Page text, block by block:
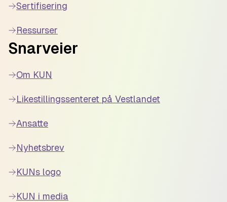
Sertifisering
Ressurser
Snarveier
Om KUN
Likestillingssenteret på Vestlandet
Ansatte
Nyhetsbrev
KUNs logo
KUN i media